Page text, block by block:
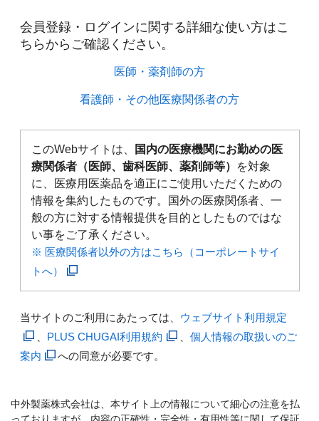
会員登録・ログインに関する詳細な使い方はこ
ちらからご確認ください。​
医師・薬剤師の方​
看護師・その他医療関係者の方​
このWebサイトは、
国内の医療機関にお勤めの医
療関係者（医師、歯科医師、薬剤師等）
を対象
に、医療用医薬品を適正にご使用いただくための
情報を集約したものです。国外の医療関係者、一
般の方に対する情報提供を目的としたものではな
い事をご了承ください。
※ 医療関係者以外の方はこちら（コーポレートサイ
トへ）
当サイトのご利用にあたっては、 ウェブサイト利用規定
PLUS CHUGAI利用規約
個人情報の取扱いのご
案内
への同意が必要です。
中外製薬株式会社は、本サイト上の情報について細心の注意を払
っておりますが、内容の正確性・完全性・有用性等に関して保証